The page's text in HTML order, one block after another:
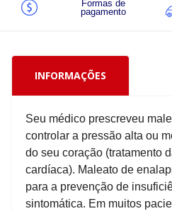
Formas de
pagamento
INFORMAÇÕES
Seu médico prescreveu
controlar a pressão alta ou
do seu coração (tratamento
cardíaca). Maleato de
para a prevenção de
sintomática. Em muitos